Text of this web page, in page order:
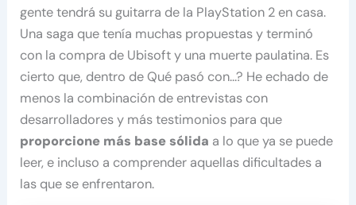
gente tendrá su guitarra de la PlayStation 2 en casa.
Una saga que tenía muchas propuestas y terminó
con la compra de Ubisoft y una muerte paulatina. Es
cierto que, dentro de Qué pasó con…? He echado de
menos la combinación de entrevistas con
desarrolladores y más testimonios para que
proporcione más base sólida a lo que ya se puede
leer, e incluso a comprender aquellas dificultades a
las que se enfrentaron.